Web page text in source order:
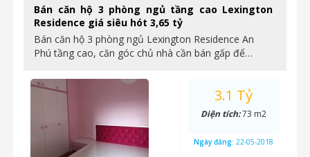
Bán căn hộ 3 phòng ngủ tầng cao Lexington
Residence giá siêu hót 3,65 tỷ
Bán căn hộ 3 phòng ngủ Lexington Residence An
Phú tầng cao, căn góc chủ nhà cần bán gấp để…
3.1 Tỷ
Diện tích:73 m2
Ngày đăng: 22-05-2018